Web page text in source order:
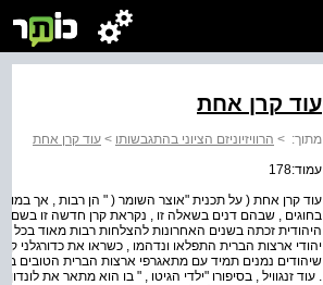
עוד קרן אחת
מתוך: > הרוויזיוניזם הציוני בהתגבשותו > עוד קרן אחת
עמוד:178
עוד קרן אחת ( על תכנית "אוצר השומר ( " הן רבות , אך
בחוגים , שבהם דנים בשאלה זו , נקראת קרן חדשה זו בשם
היהודית זכתה בשנים האחרונות להצלחות רבות מאוד בכל
יהודי ארצות הברית התפלאו ונדהמו , כשראו את כדורגלני
שיהודים נמנים תמיד עם מתאגרפי ארצות הברית הטובים
. עוד זנגוויל , בסיפורו "ילדי הגיטו , " בו הוא מתאר את